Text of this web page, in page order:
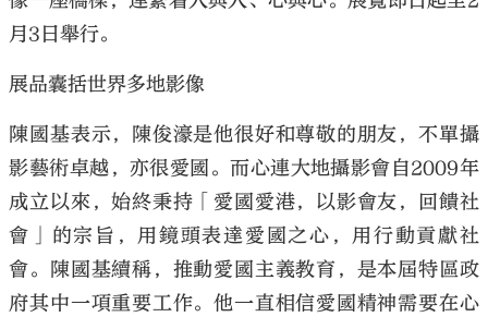
月3日舉行。
展品囊括世界多地影像
陳國基表示，陳俊濠是他很好和尊敬的朋友，不單攝
影藝術卓越，亦很愛國。而心連大地攝影會自2009年
成立以來，始終秉持「愛國愛港，以影會友，回饋社
會」的宗旨，用鏡頭表達愛國之心，用行動貢獻社
會。陳國基續稱，推動愛國主義教育，是本屆特區政
府其中一項重要工作。他一直相信愛國精神需要在心